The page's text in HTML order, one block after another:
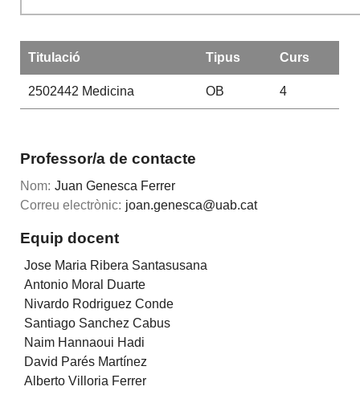
Titulació Tipus Curs
2502442 Medicina OB 4
Professor/a de contacte
Nom: Juan Genesca Ferrer
Correu electrònic: joan.genesca@uab.cat
Equip docent
Jose Maria Ribera Santasusana
Antonio Moral Duarte
Nivardo Rodriguez Conde
Santiago Sanchez Cabus
Naim Hannaoui Hadi
David Parés Martínez
Alberto Villoria Ferrer